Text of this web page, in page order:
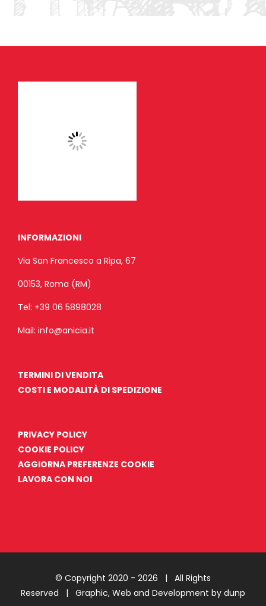
INFORMAZIONI
Via San Francesco a Ripa, 67
00153, Roma (RM)
Tel: +39 06 5898028
Mail: info@anicia.it
TERMINI DI VENDITA
COSTI E MODALITÀ DI SPEDIZIONE
PRIVACY POLICY
COOKIE POLICY
AGGIORNA PREFERENZE COOKIE
LAVORA CON NOI
© Copyright 2020 - 2026 | All Rights
Reserved | Graphic, Web and Development by dunp